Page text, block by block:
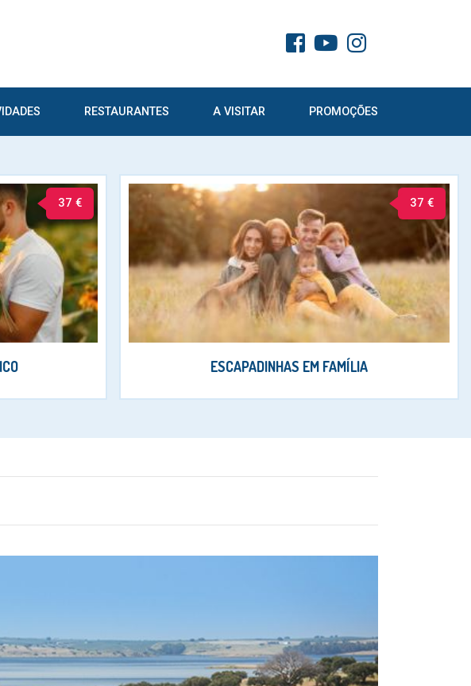
RESTAURANTES A VISITAR PROMOÇÕES
37 € 37 €
ESCAPADINHAS EM FAMÍLIA